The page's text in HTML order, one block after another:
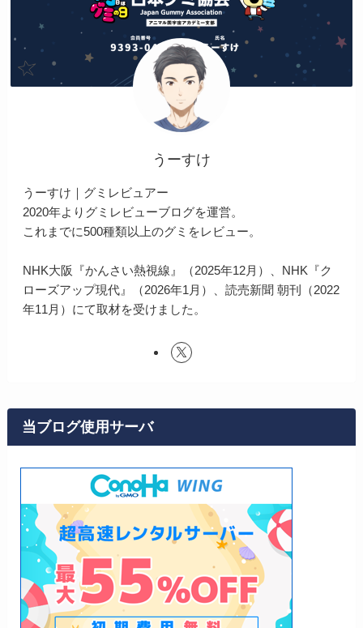
うーすけ
うーすけ｜グミレビュアー
2020年よりグミレビューブログを運営。
これまでに500種類以上のグミをレビュー。
NHK大阪『かんさい熱視線』（2025年12月）、NHK『ク
ローズアップ現代』（2026年1月）、読売新聞 朝刊（2022
年11月）にて取材を受けました。
当ブログ使用サーバ